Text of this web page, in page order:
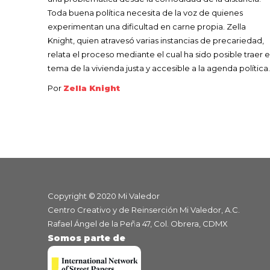
Toda buena política necesita de la voz de quienes
experimentan una dificultad en carne propia. Zella
Knight, quien atravesó varias instancias de precariedad,
relata el proceso mediante el cual ha sido posible traer
tema de la vivienda justa y accesible a la agenda política.
Por Zella Knight
Copyright © 2020 Mi Valedor
Centro Creativo y de Reinserción Mi Valedor, A.C.
Rafael Ángel de la Peña 47, Col. Obrera, CDMX
Somos parte de